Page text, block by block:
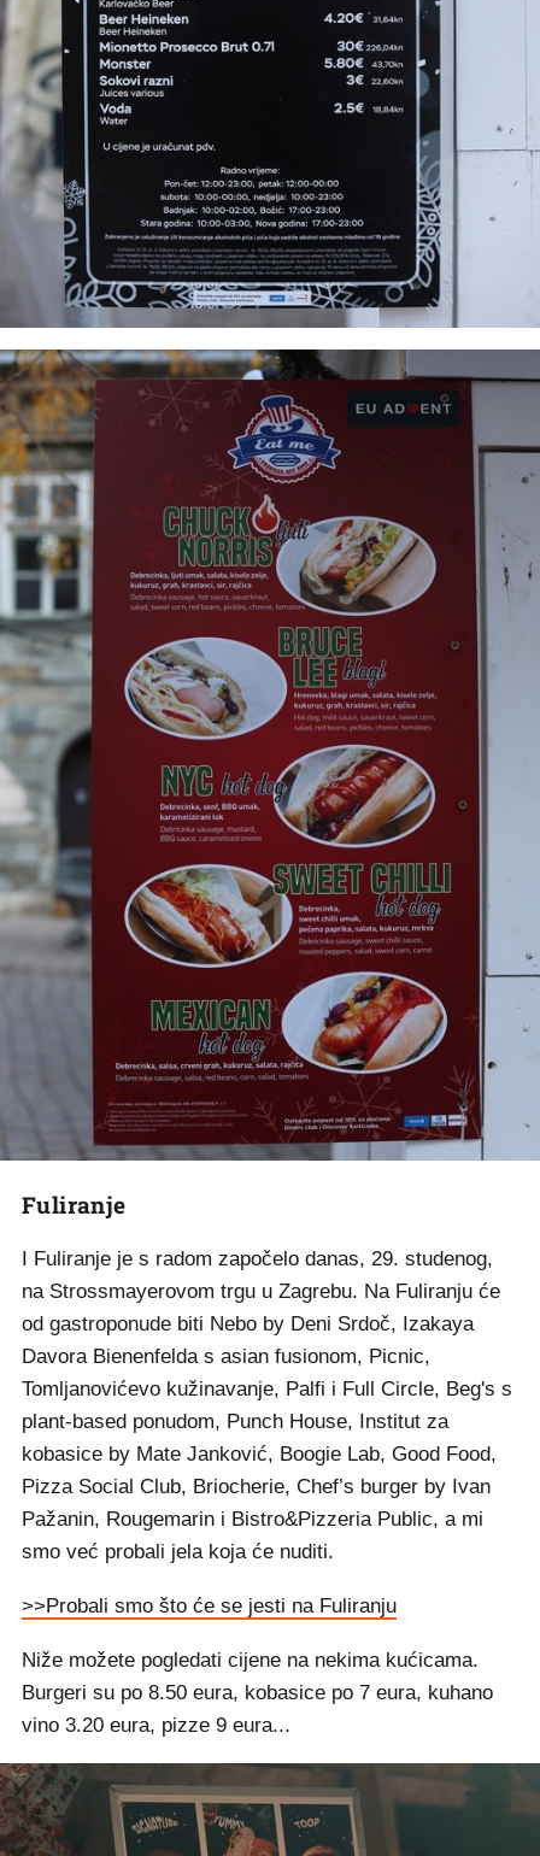
Fuliranje
I Fuliranje je s radom započelo danas, 29. studenog,
na Strossmayerovom trgu u Zagrebu. Na Fuliranju će
od gastroponude biti Nebo by Deni Srdoč, Izakaya
Davora Bienenfelda s asian fusionom, Picnic,
Tomljanovićevo kužinavanje, Palfi i Full Circle, Beg's s
plant-based ponudom, Punch House, Institut za
kobasice by Mate Janković, Boogie Lab, Good Food,
Pizza Social Club, Briocherie, Chef’s burger by Ivan
Pažanin, Rougemarin i Bistro&Pizzeria Public, a mi
smo već probali jela koja će nuditi.
>>Probali smo što će se jesti na Fuliranju
Niže možete pogledati cijene na nekima kućicama.
Burgeri su po 8.50 eura, kobasice po 7 eura, kuhano
vino 3.20 eura, pizze 9 eura...